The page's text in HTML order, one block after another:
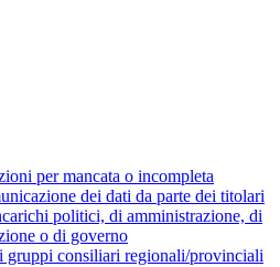
per mancata o incompleta
dei dati da parte dei titolari
politici, di amministrazione, di
o di governo
gruppi consiliari regionali/provinciali